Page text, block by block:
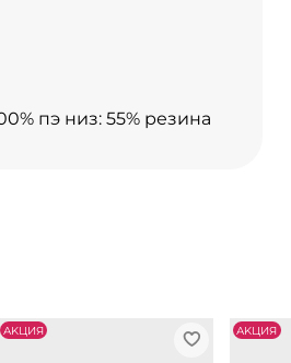
пэ низ: 55% резина
АKЦИЯ АKЦИЯ